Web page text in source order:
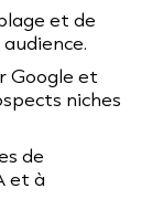
et de
Google et
niches
de
et à